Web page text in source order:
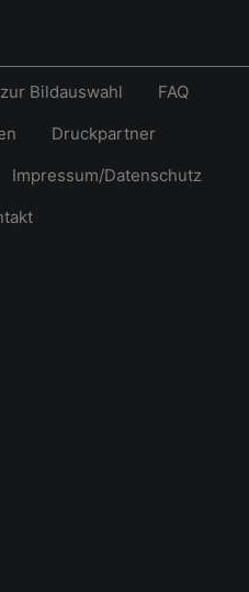
Bildauswahl
FAQ
Druckpartner
Impressum/Datenschutz